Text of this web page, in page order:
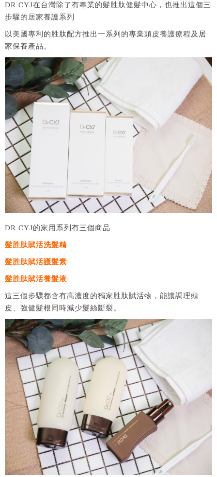
DR CYJ在台灣除了有專業的髮胜肽健髮中心，也推出這個三
步驟的居家養護系列
以美國專利的胜肽配方推出一系列的專業頭皮養護療程及居
家保養產品。
DR CYJ的家用系列有三個商品
髮胜肽賦活洗髮精
髮胜肽賦活護髮素
髮胜肽賦活養髮液
這三個步驟都含有高濃度的獨家胜肽賦活物，能讓調理頭
皮、強健髮根同時減少髮絲斷裂。